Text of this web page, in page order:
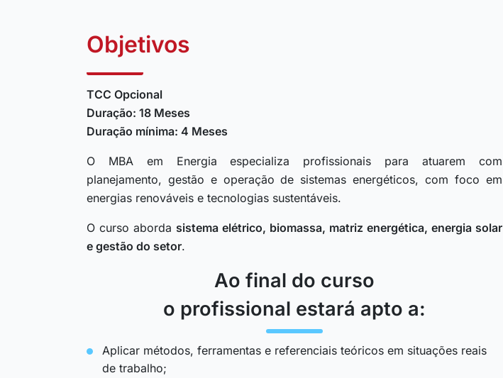
Objetivos
TCC Opcional
Duração: 18 Meses
Duração mínima: 4 Meses
O MBA em Energia especializa profissionais para atuarem com
planejamento, gestão e operação de sistemas energéticos, com foco em
energias renováveis e tecnologias sustentáveis.
O curso aborda sistema elétrico, biomassa, matriz energética, energia solar
e gestão do setor.
Ao final do curso
o profissional estará apto a:
Aplicar métodos, ferramentas e referenciais teóricos em situações reais
de trabalho;